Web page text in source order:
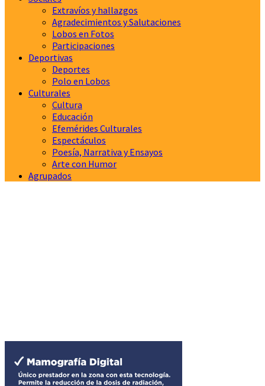
Extravíos y hallazgos
Agradecimientos y Salutaciones
Lobos en Fotos
Participaciones
Deportivas
Deportes
Polo en Lobos
Culturales
Cultura
Educación
Efemérides Culturales
Espectáculos
Poesía, Narrativa y Ensayos
Arte con Humor
Agrupados